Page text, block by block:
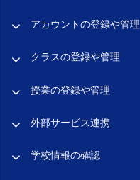
アカウントの登録や管理
クラスの登録や管理
授業の登録や管理
外部サービス連携
学校情報の確認